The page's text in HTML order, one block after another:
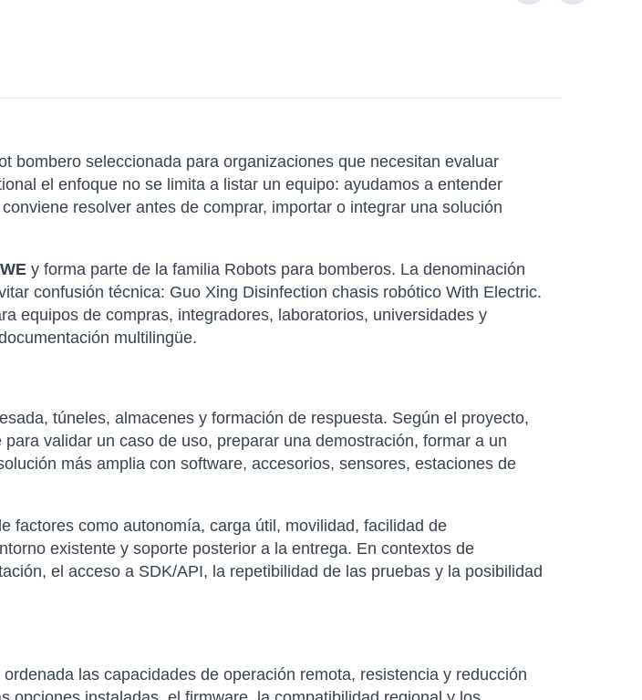
bombero seleccionada para organizaciones que necesitan evaluar
el enfoque no se limita a listar un equipo: ayudamos a entender
resolver antes de comprar, importar o integrar una solución
y forma parte de la familia Robots para bomberos. La denominación
confusión técnica: Guo Xing Disinfection chasis robótico With Electric.
equipos de compras, integradores, laboratorios, universidades y
multilingüe.
túneles, almacenes y formación de respuesta. Según el proyecto,
validar un caso de uso, preparar una demostración, formar a un
más amplia con software, accesorios, sensores, estaciones de
factores como autonomía, carga útil, movilidad, facilidad de
existente y soporte posterior a la entrega. En contextos de
el acceso a SDK/API, la repetibilidad de las pruebas y la posibilidad
las capacidades de operación remota, resistencia y reducción